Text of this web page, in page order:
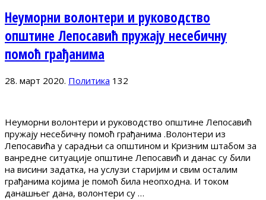
Неуморни волонтери и руководство
општине Лепосавић пружају несебичну
помоћ грађанима
28. март 2020. Политика 132
Неуморни волонтери и руководство општине Лепосавић
пружају несебичну помоћ грађанима .Волонтери из
Лепосавића у сарадњи са општином и Кризним штабом за
ванредне ситуације општине Лепосавић и данас су били
на висини задатка, на услузи старијим и свим осталим
грађанима којима је помоћ била неопходна. И током
данашњег дана, волонтери су …